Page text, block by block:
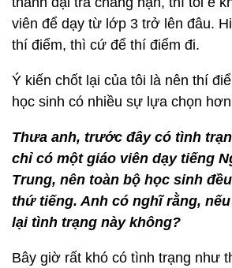
viên để dạy từ lớp 3 trở lên đâu.
thí điểm, thì cứ để thí điểm đi.
Ý kiến chốt lại của tôi là nên thí
học sinh có nhiều sự lựa chọn
Thưa anh, trước đây có tình
chỉ có một giáo viên dạy tiếng
Trung, nên toàn bộ học sinh
thứ tiếng. Anh có nghĩ rằng,
lại tình trạng này không?
Bây giờ rất khó có tình trạng như